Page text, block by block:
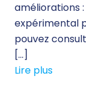
améliorations
expérimental
pouvez
[…]
Lire plus